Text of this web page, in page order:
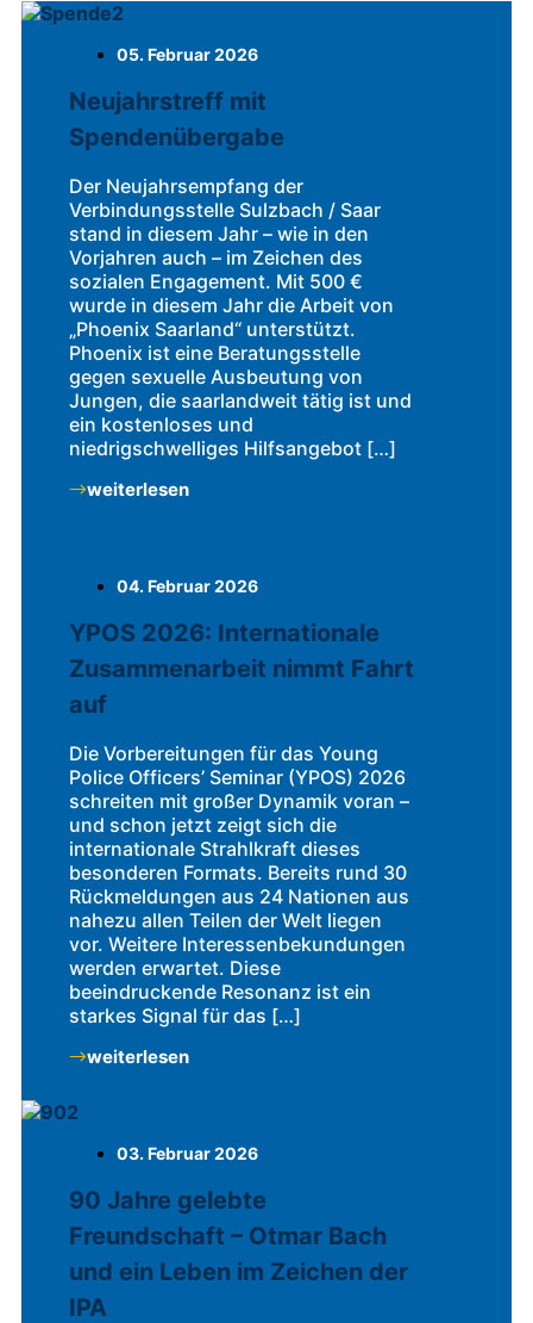
05. Februar 2026
Neujahrstreff mit
Spendenübergabe
Der Neujahrsempfang der
Verbindungsstelle Sulzbach / Saar
stand in diesem Jahr – wie in den
Vorjahren auch – im Zeichen des
sozialen Engagement. Mit 500 €
wurde in diesem Jahr die Arbeit von
„Phoenix Saarland“ unterstützt.
Phoenix ist eine Beratungsstelle
gegen sexuelle Ausbeutung von
Jungen, die saarlandweit tätig ist und
ein kostenloses und
niedrigschwelliges Hilfsangebot […]
weiterlesen
04. Februar 2026
YPOS 2026: Internationale
Zusammenarbeit nimmt Fahrt
auf
Die Vorbereitungen für das Young
Police Officers’ Seminar (YPOS) 2026
schreiten mit großer Dynamik voran –
und schon jetzt zeigt sich die
internationale Strahlkraft dieses
besonderen Formats. Bereits rund 30
Rückmeldungen aus 24 Nationen aus
nahezu allen Teilen der Welt liegen
vor. Weitere Interessenbekundungen
werden erwartet. Diese
beeindruckende Resonanz ist ein
starkes Signal für das […]
weiterlesen
03. Februar 2026
90 Jahre gelebte
Freundschaft – Otmar Bach
und ein Leben im Zeichen der
IPA